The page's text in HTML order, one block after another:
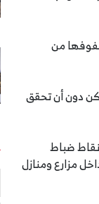
من
دون أن تحقق
نقاط ضباط
تمتد إلى داخل مزارع ومنازل